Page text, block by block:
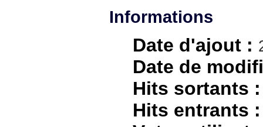
Informations
Date d'ajout :
Date de
Hits sortants :
Hits entrants :